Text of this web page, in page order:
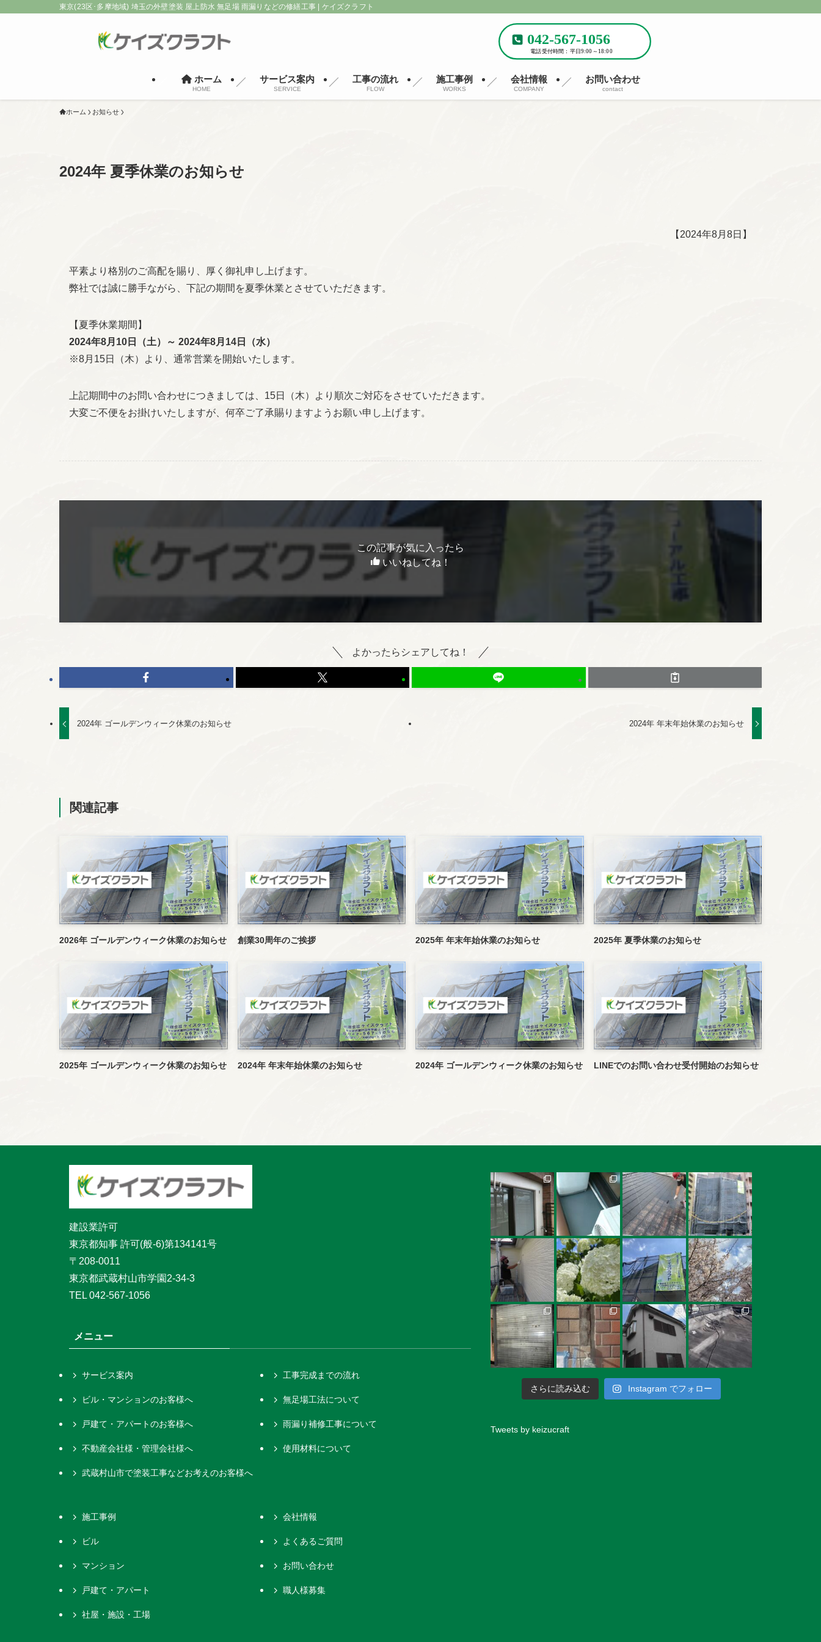
東京(23区･多摩地域) 埼玉の外壁塗装 屋上防水 無足場 雨漏りなどの修繕工事 | ケイズクラフト
ホーム
HOME
サービス案内
SERVICE
工事の流れ
FLOW
施工事例
WORKS
会社情報
COMPANY
お問い合わせ
contact
ホーム お知らせ
2024年 夏季休業のお知らせ
【2024年8月8日】
平素より格別のご高配を賜り、厚く御礼申し上げます。
弊社では誠に勝手ながら、下記の期間を夏季休業とさせていただきます。
【夏季休業期間】
2024年8月10日（土）～ 2024年8月14日（水）
※8月15日（木）より、通常営業を開始いたします。
上記期間中のお問い合わせにつきましては、15日（木）より順次ご対応をさせていただきます。
大変ご不便をお掛けいたしますが、何卒ご了承賜りますようお願い申し上げます。
この記事が気に入ったら
いいねしてね！
よかったらシェアしてね！
2024年 ゴールデンウィーク休業のお知らせ 2024年 年末年始休業のお知らせ
関連記事
2026年 ゴールデンウィーク休業のお知らせ 創業30周年のご挨拶 2025年 年末年始休業のお知らせ 2025年 夏季休業のお知らせ
2025年 ゴールデンウィーク休業のお知らせ 2024年 年末年始休業のお知らせ 2024年 ゴールデンウィーク休業のお知らせ LINEでのお問い合わせ受付開始のお知らせ
建設業許可
東京都知事 許可(般-6)第134141号
〒208-0011
東京都武蔵村山市学園2-34-3
TEL 042-567-1056
メニュー
サービス案内 工事完成までの流れ
ビル・マンションのお客様へ 無足場工法について
戸建て・アパートのお客様へ 雨漏り補修工事について
不動産会社様・管理会社様へ 使用材料について
武蔵村山市で塗装工事などお考えのお客様へ
施工事例 会社情報
ビル よくあるご質問
マンション お問い合わせ
戸建て・アパート 職人様募集
社屋・施設・工場
さらに読み込む Instagram でフォロー
Tweets by keizucraft